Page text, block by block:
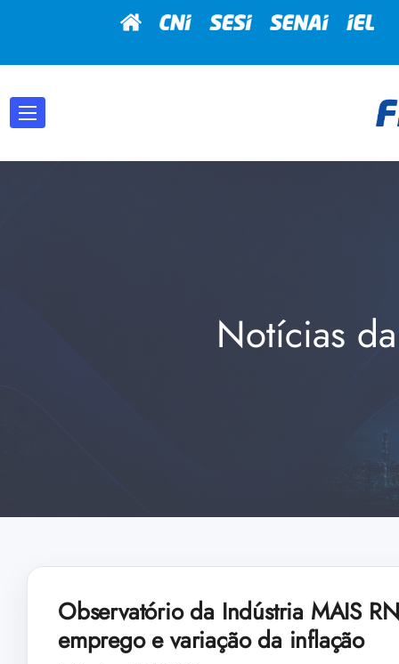
Notícias
Observatório da Indústria MAIS
emprego e variação da inflação